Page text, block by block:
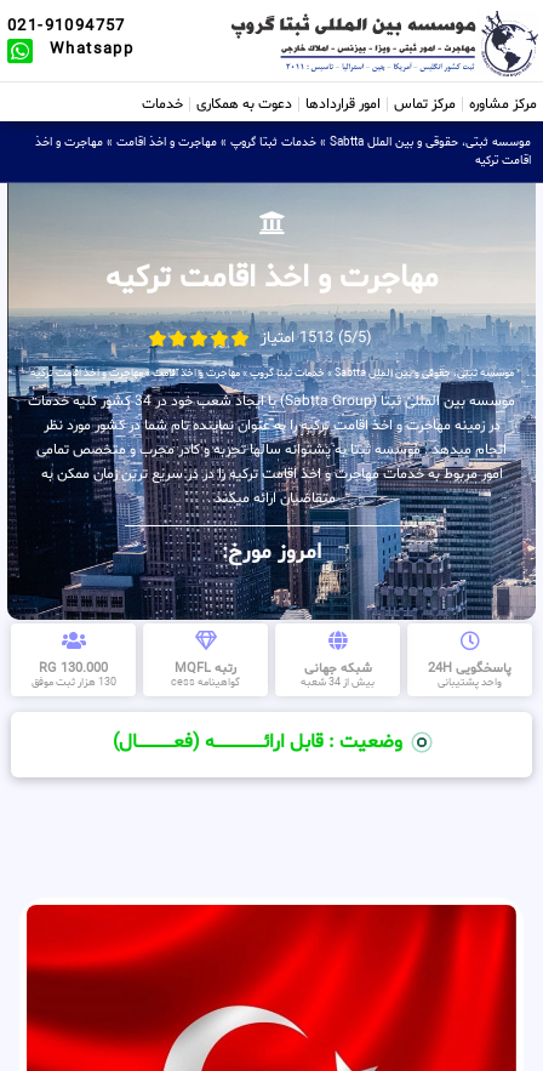
021-91094757
Whatsapp
مرکز مشاوره مرکز تماس امور قراردادها دعوت به همکاری خدمات
موسسه ثبتی، حقوقی و بین الملل Sabtta » خدمات ثبتا گروپ » مهاجرت و اخذ اقامت » مهاجرت و اخذ
اقامت ترکیه
مهاجرت و اخذ اقامت ترکیه
(5/5) 1513 امتیاز
موسسه ثبتی، حقوقی و بین الملل Sabtta » خدمات ثبتا گروپ»مهاجرت و اخذ اقامت»مهاجرت و اخذ اقامت ترکیه
موسسه بین المللی ثبتا (Sabtta Group) با ایجاد شعب خود در 34 کشور کلیه خدمات
در زمینه مهاجرت و اخذ اقامت ترکیه را به عنوان نماینده تام شما در کشور مورد نظر
انجام میدهد . موسسه ثبتا به پشتوانه سالها تجربه و کادر مجرب و متخصص تمامی
امور مربوط به خدمات مهاجرت و اخذ اقامت ترکیه را در در سریع ترین زمان ممکن به
متقاضیان ارائه میکند .
امروز مورخ:
پاسخگویی 24H
واحد پشتیبانی
شبکه جهانی
بیش از 34 شعبه
رتبه MQFL
گواهینامه cess
130.000 RG
130 هزار ثبت موفق
وضعیت : قابل ارائــــــــــــــــــــه (فعـــــــــــــــال)